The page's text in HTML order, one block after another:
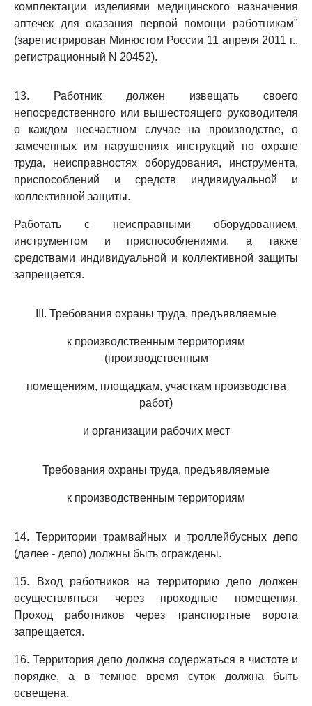
комплектации изделиями медицинского назначения
аптечек для оказания первой помощи работникам"
(зарегистрирован Минюстом России 11 апреля 2011 г.,
регистрационный N 20452).
13. Работник должен извещать своего
непосредственного или вышестоящего руководителя
о каждом несчастном случае на производстве, о
замеченных им нарушениях инструкций по охране
труда, неисправностях оборудования, инструмента,
приспособлений и средств индивидуальной и
коллективной защиты.
Работать с неисправными оборудованием,
инструментом и приспособлениями, а также
средствами индивидуальной и коллективной защиты
запрещается.
III. Требования охраны труда, предъявляемые
к производственным территориям
(производственным
помещениям, площадкам, участкам производства
работ)
и организации рабочих мест
Требования охраны труда, предъявляемые
к производственным территориям
14. Территории трамвайных и троллейбусных депо
(далее - депо) должны быть ограждены.
15. Вход работников на территорию депо должен
осуществляться через проходные помещения.
Проход работников через транспортные ворота
запрещается.
16. Территория депо должна содержаться в чистоте и
порядке, а в темное время суток должна быть
освещена.